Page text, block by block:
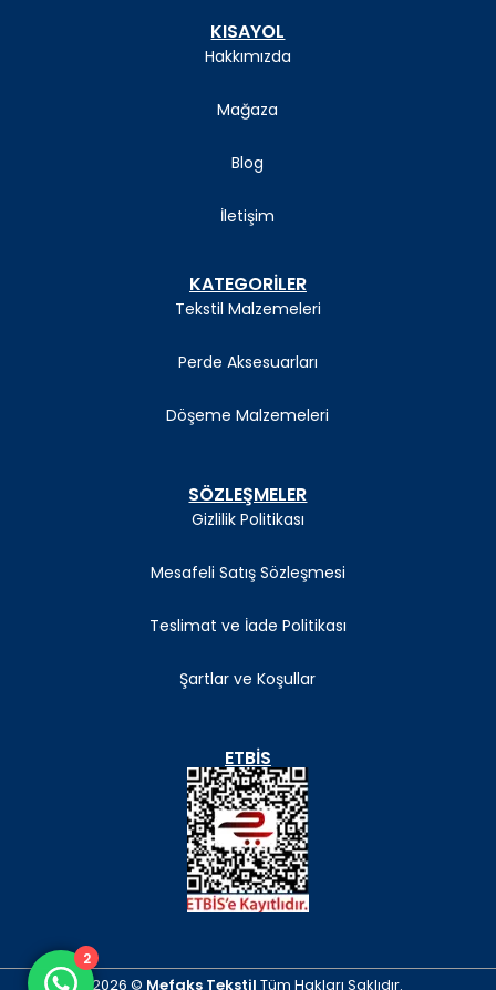
KISAYOL
Hakkımızda
Mağaza
Blog
İletişim
KATEGORİLER
Tekstil Malzemeleri
Perde Aksesuarları
Döşeme Malzemeleri
SÖZLEŞMELER
Gizlilik Politikası
Mesafeli Satış Sözleşmesi
Teslimat ve İade Politikası
Şartlar ve Koşullar
ETBIS
2026 © Mefaks TekstilTüm Hakları Saklıdır.
2